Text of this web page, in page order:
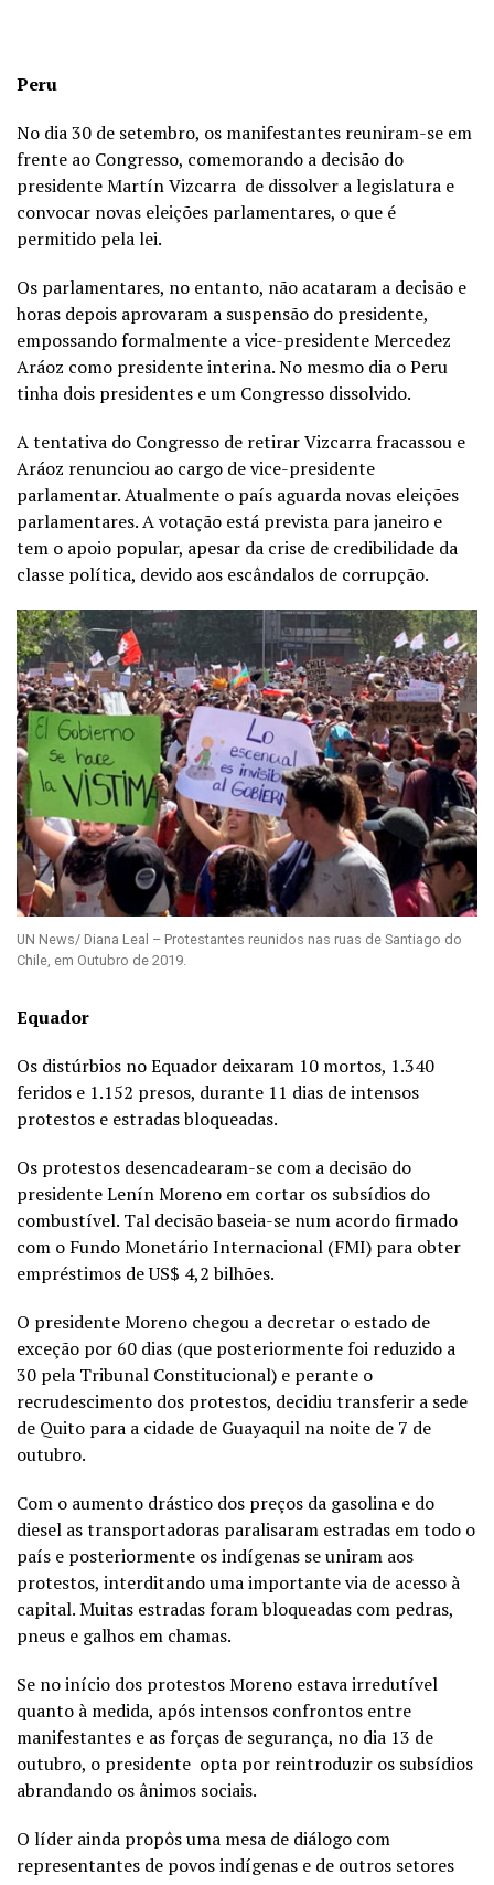
Peru
No dia 30 de setembro, os manifestantes reuniram-se em
frente ao Congresso, comemorando a decisão do
presidente Martín Vizcarra de dissolver a legislatura e
convocar novas eleições parlamentares, o que é
permitido pela lei.
Os parlamentares, no entanto, não acataram a decisão e
horas depois aprovaram a suspensão do presidente,
empossando formalmente a vice-presidente Mercedez
Aráoz como presidente interina. No mesmo dia o Peru
tinha dois presidentes e um Congresso dissolvido.
A tentativa do Congresso de retirar Vizcarra fracassou e
Aráoz renunciou ao cargo de vice-presidente
parlamentar. Atualmente o país aguarda novas eleições
parlamentares. A votação está prevista para janeiro e
tem o apoio popular, apesar da crise de credibilidade da
classe política, devido aos escândalos de corrupção.
UN News/ Diana Leal – Protestantes reunidos nas ruas de Santiago do
Chile, em Outubro de 2019.
Equador
Os distúrbios no Equador deixaram 10 mortos, 1.340
feridos e 1.152 presos, durante 11 dias de intensos
protestos e estradas bloqueadas.
Os protestos desencadearam-se com a decisão do
presidente Lenín Moreno em cortar os subsídios do
combustível. Tal decisão baseia-se num acordo firmado
com o Fundo Monetário Internacional (FMI) para obter
empréstimos de US$ 4,2 bilhões.
O presidente Moreno chegou a decretar o estado de
exceção por 60 dias (que posteriormente foi reduzido a
30 pela Tribunal Constitucional) e perante o
recrudescimento dos protestos, decidiu transferir a sede
de Quito para a cidade de Guayaquil na noite de 7 de
outubro.
Com o aumento drástico dos preços da gasolina e do
diesel as transportadoras paralisaram estradas em todo o
país e posteriormente os indígenas se uniram aos
protestos, interditando uma importante via de acesso à
capital. Muitas estradas foram bloqueadas com pedras,
pneus e galhos em chamas.
Se no início dos protestos Moreno estava irredutível
quanto à medida, após intensos confrontos entre
manifestantes e as forças de segurança, no dia 13 de
outubro, o presidente opta por reintroduzir os subsídios
abrandando os ânimos sociais.
O líder ainda propôs uma mesa de diálogo com
representantes de povos indígenas e de outros setores